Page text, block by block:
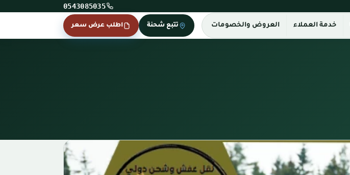
0543085035
خدمة العملاء العروض والخصومات تتبع شحنة اطلب عرض سعر